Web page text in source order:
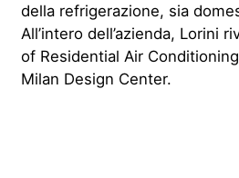
della refrigerazione, sia
All’intero dell’azienda, Lorini
of Residential Air
Milan Design Center.